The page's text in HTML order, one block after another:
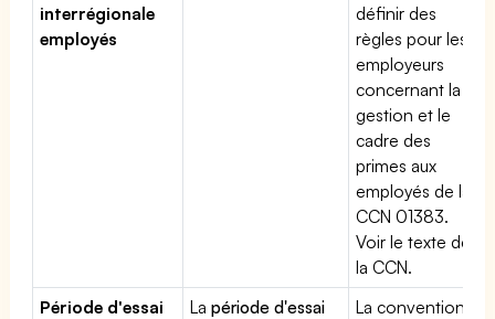
interrégionale
employés
définir des
règles pour les
employeurs
concernant la
gestion et le
cadre des
primes aux
employés de la
CCN 01383.
Voir le texte de
la CCN.
Période d'essai
Lapériode d'essai
La convention